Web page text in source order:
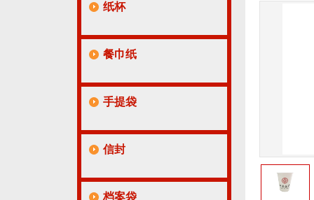
纸杯
餐巾纸
手提袋
信封
档案袋